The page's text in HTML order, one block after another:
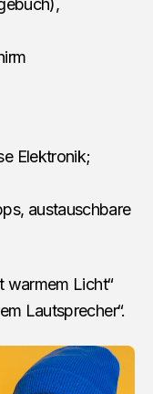
Elektronik;
austauschbare
warmem Licht“
Lautsprecher“.